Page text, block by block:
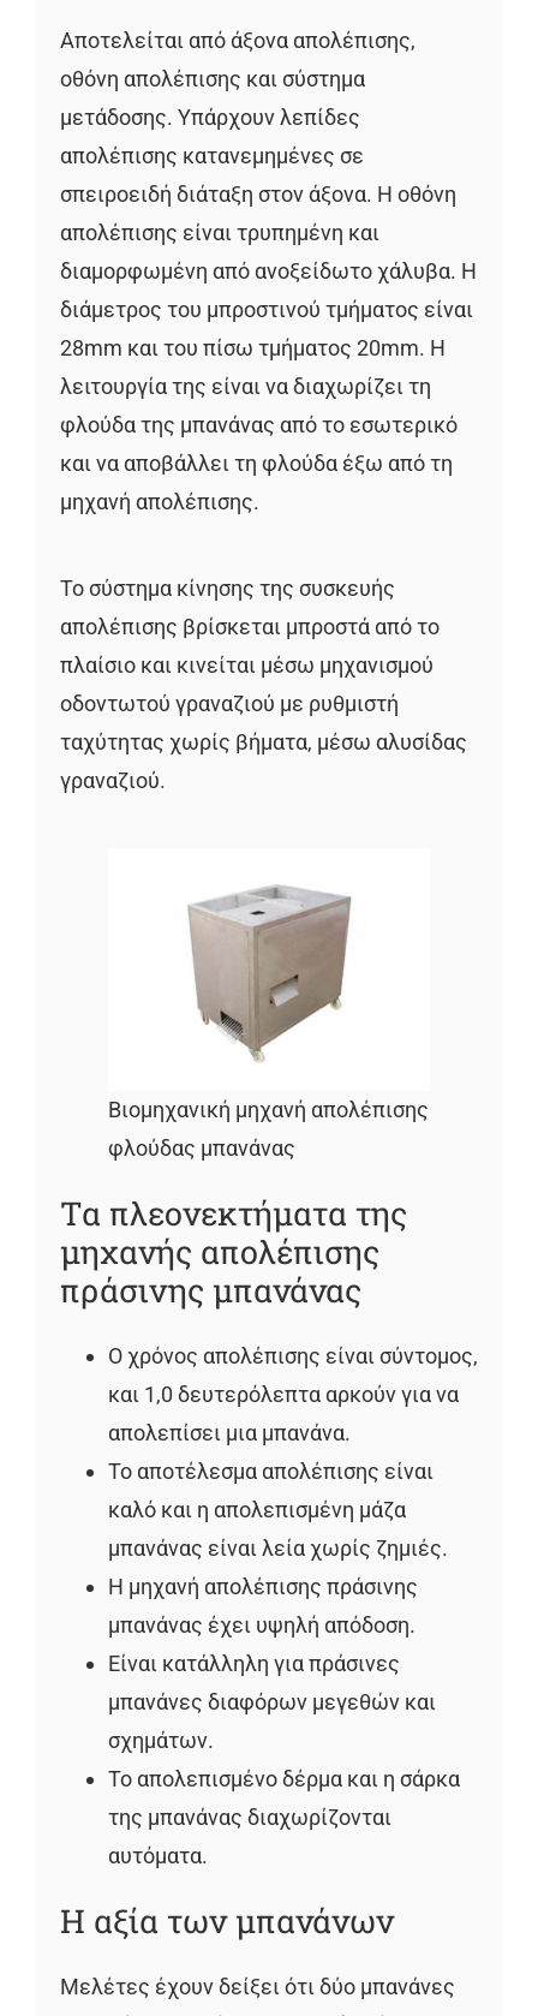
Αποτελείται από άξονα απολέπισης,
οθόνη απολέπισης και σύστημα
μετάδοσης. Υπάρχουν λεπίδες
απολέπισης κατανεμημένες σε
σπειροειδή διάταξη στον άξονα. Η οθόνη
απολέπισης είναι τρυπημένη και
διαμορφωμένη από ανοξείδωτο χάλυβα. Η
διάμετρος του μπροστινού τμήματος είναι
28mm και του πίσω τμήματος 20mm. Η
λειτουργία της είναι να διαχωρίζει τη
φλούδα της μπανάνας από το εσωτερικό
και να αποβάλλει τη φλούδα έξω από τη
μηχανή απολέπισης.
Το σύστημα κίνησης της συσκευής
απολέπισης βρίσκεται μπροστά από το
πλαίσιο και κινείται μέσω μηχανισμού
οδοντωτού γραναζιού με ρυθμιστή
ταχύτητας χωρίς βήματα, μέσω αλυσίδας
γραναζιού.
Βιομηχανική μηχανή απολέπισης
φλούδας μπανάνας
Τα πλεονεκτήματα της
μηχανής απολέπισης
πράσινης μπανάνας
Ο χρόνος απολέπισης είναι σύντομος,
και 1,0 δευτερόλεπτα αρκούν για να
απολεπίσει μια μπανάνα.
Το αποτέλεσμα απολέπισης είναι
καλό και η απολεπισμένη μάζα
μπανάνας είναι λεία χωρίς ζημιές.
Η μηχανή απολέπισης πράσινης
μπανάνας έχει υψηλή απόδοση.
Είναι κατάλληλη για πράσινες
μπανάνες διαφόρων μεγεθών και
σχημάτων.
Το απολεπισμένο δέρμα και η σάρκα
της μπανάνας διαχωρίζονται
αυτόματα.
Η αξία των μπανάνων
Μελέτες έχουν δείξει ότι δύο μπανάνες